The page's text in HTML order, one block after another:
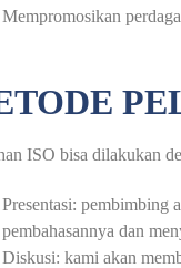
Mempromosikan
ISO bisa dilakukan
Presentasi: pembimbing
pembahasannya dan
Diskusi: kami akan